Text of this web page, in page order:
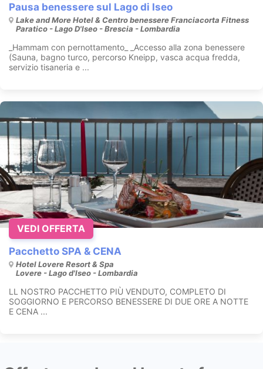
Pausa benessere sul Lago di Iseo
Lake and More Hotel & Centro benessere Franciacorta Fitness
Paratico - Lago D'Iseo - Brescia - Lombardia
_Hammam con pernottamento_ _Accesso alla zona benessere
(Sauna, bagno turco, percorso Kneipp, vasca acqua fredda,
servizio tisaneria e ...
Pacchetto SPA & CENA
Hotel Lovere Resort & Spa
Lovere - Lago d'Iseo - Lombardia
LL NOSTRO PACCHETTO PIÙ VENDUTO, COMPLETO DI
SOGGIORNO E PERCORSO BENESSERE DI DUE ORE A NOTTE
E CENA ...
VEDI OFFERTA